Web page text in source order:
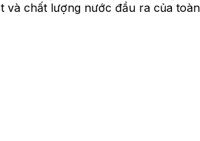
và chất lượng nước đầu ra của